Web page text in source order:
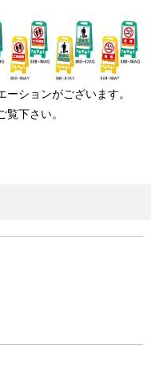
ションがございます。
下さい。